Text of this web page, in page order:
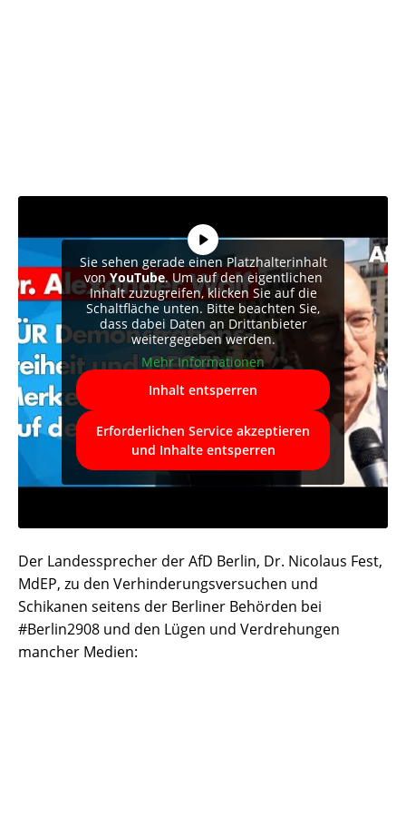
Sie sehen gerade einen Platzhalterinhalt
vonYouTube. Um auf den eigentlichen
Inhalt zuzugreifen, klicken Sie auf die
Schaltfläche unten. Bitte beachten Sie,
dass dabei Daten an Drittanbieter
weitergegeben werden.
Mehr Informationen
Inhalt entsperren
Erforderlichen Service akzeptieren
und Inhalte entsperren
Der Landessprecher der AfD Berlin, Dr. Nicolaus Fest,
MdEP, zu den Verhinderungsversuchen und
Schikanen seitens der Berliner Behörden bei
#Berlin2908 und den Lügen und Verdrehungen
mancher Medien: